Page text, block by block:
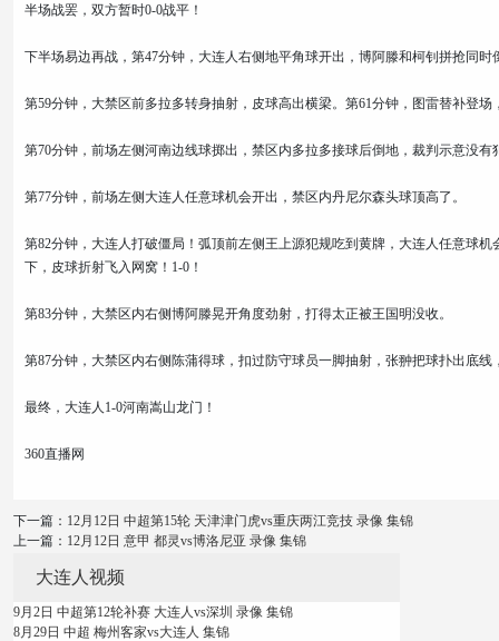
半场战罢，双方暂时0-0战平！
下半场易边再战，第47分钟，大连人右侧地平角球开出，博阿滕和柯钊拼抢同时
第59分钟，大禁区前多拉多转身抽射，皮球高出横梁。第61分钟，图雷替补登
第70分钟，前场左侧河南边线球掷出，禁区内多拉多接球后倒地，裁判示意没
第77分钟，前场左侧大连人任意球机会开出，禁区内丹尼尔森头球顶高了。
第82分钟，大连人打破僵局！弧顶前左侧王上源犯规吃到黄牌，大连人任意球
下，皮球折射飞入网窝！1-0！
第83分钟，大禁区内右侧博阿滕晃开角度劲射，打得太正被王国明没收。
第87分钟，大禁区内右侧陈蒲得球，扣过防守球员一脚抽射，张翀把球扑出底线
最终，大连人1-0河南嵩山龙门！
360直播网
下一篇： 12月12日 中超第15轮 天津津门虎vs重庆两江竞技 录像 集锦
上一篇： 12月12日 意甲 都灵vs博洛尼亚 录像 集锦
大连人视频
9月2日 中超第12轮补赛 大连人vs深圳 录像 集锦
8月29日 中超 梅州客家vs大连人 集锦